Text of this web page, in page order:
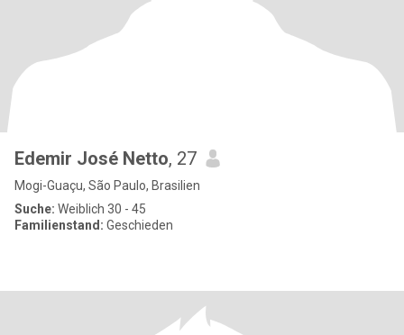
Edemir José Netto, 27
Mogi-Guaçu, São Paulo, Brasilien
Suche: Weiblich 30 - 45
Familienstand: Geschieden